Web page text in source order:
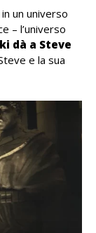
un universo
– l’universo
dà a Steve
e la sua